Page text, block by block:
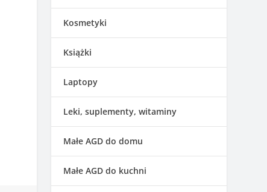
Kosmetyki
Książki
Laptopy
Leki, suplementy, witaminy
Małe AGD do domu
Małe AGD do kuchni